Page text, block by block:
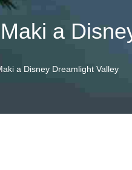
a
a Disney Dreamlight Valley